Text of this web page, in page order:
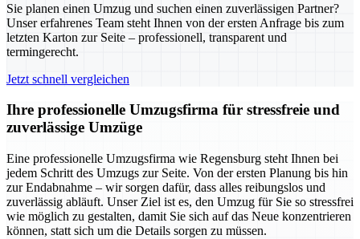
Sie planen einen Umzug und suchen einen zuverlässigen Partner?
Unser erfahrenes Team steht Ihnen von der ersten Anfrage bis zum
letzten Karton zur Seite – professionell, transparent und
termingerecht.
Jetzt schnell vergleichen
Ihre professionelle Umzugsfirma für stressfreie und
zuverlässige Umzüge
Eine professionelle Umzugsfirma wie Regensburg steht Ihnen bei
jedem Schritt des Umzugs zur Seite. Von der ersten Planung bis hin
zur Endabnahme – wir sorgen dafür, dass alles reibungslos und
zuverlässig abläuft. Unser Ziel ist es, den Umzug für Sie so stressfrei
wie möglich zu gestalten, damit Sie sich auf das Neue konzentrieren
können, statt sich um die Details sorgen zu müssen.